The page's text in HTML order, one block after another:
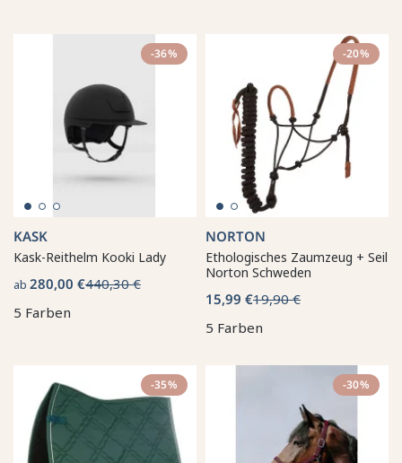
-36%
KASK
Kask-Reithelm Kooki Lady
ab 280,00 €440,30 €
5 Farben
-20%
NORTON
Ethologisches Zaumzeug + Seil
Norton Schweden
15,99 €19,90 €
5 Farben
-35% -30%